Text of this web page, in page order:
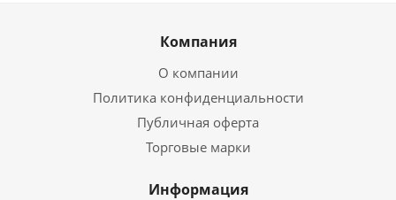
Компания
О компании
Политика конфиденциальности
Публичная оферта
Торговые марки
Информация